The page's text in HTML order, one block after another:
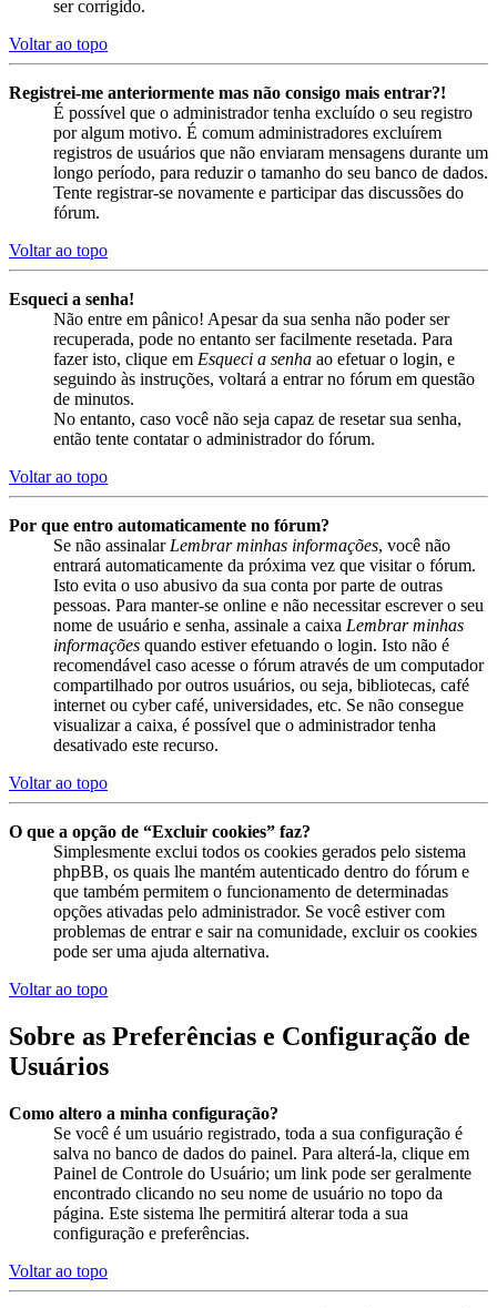
ser corrigido.
Voltar ao topo
Registrei-me anteriormente mas não consigo mais entrar?!
É possível que o administrador tenha excluído o seu registro
por algum motivo. É comum administradores excluírem
registros de usuários que não enviaram mensagens durante um
longo período, para reduzir o tamanho do seu banco de dados.
Tente registrar-se novamente e participar das discussões do
fórum.
Voltar ao topo
Esqueci a senha!
Não entre em pânico! Apesar da sua senha não poder ser
recuperada, pode no entanto ser facilmente resetada. Para
fazer isto, clique em Esqueci a senha ao efetuar o login, e
seguindo às instruções, voltará a entrar no fórum em questão
de minutos.
No entanto, caso você não seja capaz de resetar sua senha,
então tente contatar o administrador do fórum.
Voltar ao topo
Por que entro automaticamente no fórum?
Se não assinalar Lembrar minhas informações, você não
entrará automaticamente da próxima vez que visitar o fórum.
Isto evita o uso abusivo da sua conta por parte de outras
pessoas. Para manter-se online e não necessitar escrever o seu
nome de usuário e senha, assinale a caixa Lembrar minhas
informações quando estiver efetuando o login. Isto não é
recomendável caso acesse o fórum através de um computador
compartilhado por outros usuários, ou seja, bibliotecas, café
internet ou cyber café, universidades, etc. Se não consegue
visualizar a caixa, é possível que o administrador tenha
desativado este recurso.
Voltar ao topo
O que a opção de “Excluir cookies” faz?
Simplesmente exclui todos os cookies gerados pelo sistema
phpBB, os quais lhe mantém autenticado dentro do fórum e
que também permitem o funcionamento de determinadas
opções ativadas pelo administrador. Se você estiver com
problemas de entrar e sair na comunidade, excluir os cookies
pode ser uma ajuda alternativa.
Voltar ao topo
Sobre as Preferências e Configuração de
Usuários
Como altero a minha configuração?
Se você é um usuário registrado, toda a sua configuração é
salva no banco de dados do painel. Para alterá-la, clique em
Painel de Controle do Usuário; um link pode ser geralmente
encontrado clicando no seu nome de usuário no topo da
página. Este sistema lhe permitirá alterar toda a sua
configuração e preferências.
Voltar ao topo